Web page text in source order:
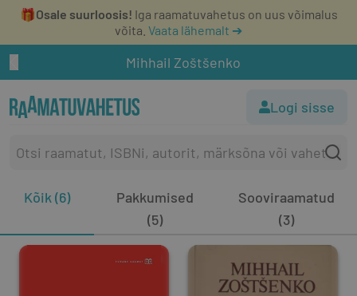
🎁Osale suurloosis! Iga raamatuvahetus on uus võimalus
võita. Vaata lähemalt ➔
Mihhail Zoštšenko
Logi sisse
Kõik (6)
Pakkumised
(5)
Sooviraamatud
(3)